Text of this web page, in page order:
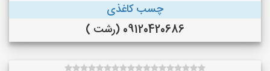
چسب کاغذی
09120420686 (رشت )